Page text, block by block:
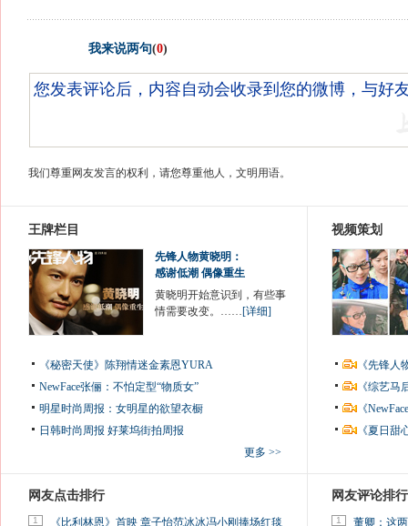
我来说两句(0)
我们尊重网友发言的权利，请您尊重他人，文明用语。
王牌栏目
先锋人物黄晓明：
感谢低潮 偶像重生
黄晓明开始意识到，有些事
情需要改变。……[详细]
《秘密天使》陈翔情迷金素恩YURA
NewFace张俪：不怕定型“物质女”
明星时尚周报：女明星的欲望衣橱
日韩时尚周报 好莱坞街拍周报
更多 >>
视频策划
《先锋
《综艺
《
《夏日
网友点击排行
1 《比利林恩》首映 章子怡范冰冰冯小刚捧场红毯
网友评论排行
1 董卿：这